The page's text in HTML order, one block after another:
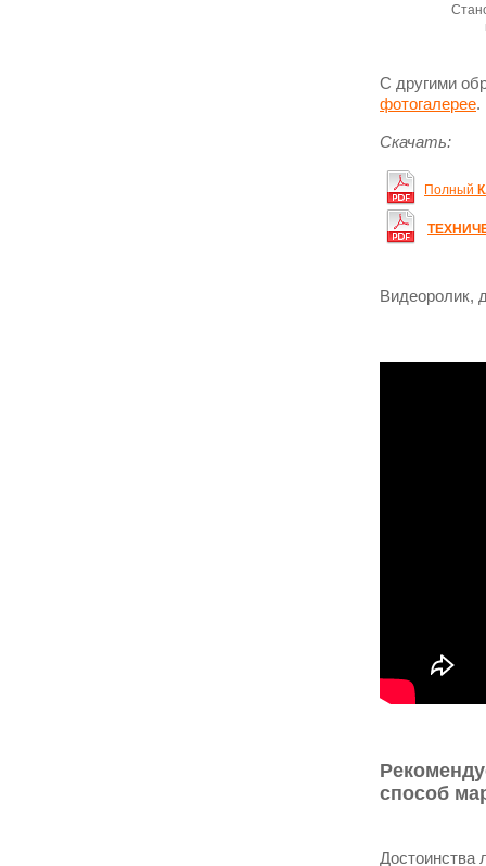
С другими
фотогалерее.
Скачать:
Полный
Видеоролик,
способ
Достоинства